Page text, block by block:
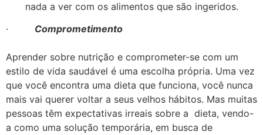
nada a ver com os alimentos que são ingeridos.
· Comprometimento
Aprender sobre nutrição e comprometer-se com um
estilo de vida saudável é uma escolha própria. Uma vez
que você encontra uma dieta que funciona, você nunca
mais vai querer voltar a seus velhos hábitos. Mas muitas
pessoas têm expectativas irreais sobre a dieta, vendo-
a como uma solução temporária, em busca de